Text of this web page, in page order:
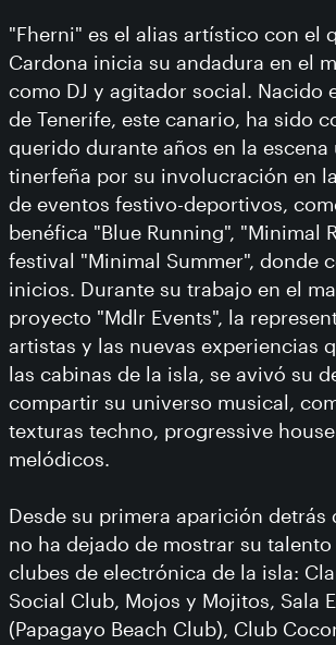
"Fherni" es el alias artístico con el
Cardona inicia su andadura en el
como DJ y agitador social. Nacido
de Tenerife, este canario, ha sido
querido durante años en la escena
tinerfeña por su involucración en
de eventos festivo-deportivos,
benéfica "Blue Running", "Minimal
festival "Minimal Summer", donde
inicios. Durante su trabajo en el
proyecto "Mdlr Events", la
artistas y las nuevas experiencias
las cabinas de la isla, se avivó su
compartir su universo musical,
texturas techno, progressive
melódicos.
Desde su primera aparición detrás
no ha dejado de mostrar su
clubes de electrónica de la isla:
Social Club, Mojos y Mojitos, Sala
(Papagayo Beach Club), Club